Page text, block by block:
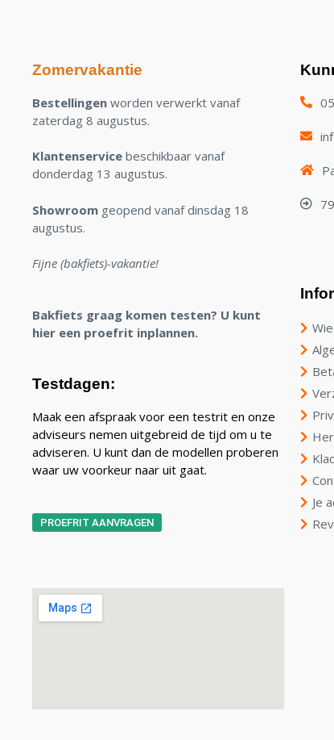
Zomervakantie
Bestellingen worden verwerkt vanaf
zaterdag 8 augustus.
Klantenservice beschikbaar vanaf
donderdag 13 augustus.
Showroom geopend vanaf dinsdag 18
augustus.
Fijne (bakfiets)-vakantie!
Bakfiets graag komen testen? U kunt
hier een proefrit inplannen.
Testdagen:
Maak een afspraak voor een testrit en onze
adviseurs nemen uitgebreid de tijd om u te
adviseren. U kunt dan de modellen proberen
waar uw voorkeur naar uit gaat.
PROEFRIT AANVRAGEN
Je